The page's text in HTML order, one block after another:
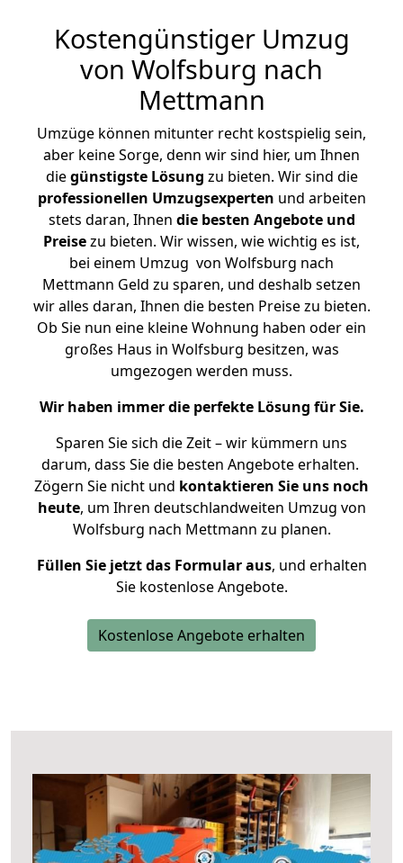
Kostengünstiger Umzug
von Wolfsburg nach
Mettmann
Umzüge können mitunter recht kostspielig sein,
aber keine Sorge, denn wir sind hier, um Ihnen
diegünstigste Lösung zu bieten. Wir sind die
professionellen Umzugsexperten und arbeiten
stets daran, Ihnen die besten Angebote und
Preisezu bieten. Wir wissen, wie wichtig es ist,
bei einem Umzug von Wolfsburg nach
Mettmann Geld zu sparen, und deshalb setzen
wir alles daran, Ihnen die besten Preise zu bieten.
Ob Sie nun eine kleine Wohnung haben oder ein
großes Haus in Wolfsburg besitzen, was
umgezogen werden muss.
Wir haben immer die perfekte Lösung für Sie.
Sparen Sie sich die Zeit – wir kümmern uns
darum, dass Sie die besten Angebote erhalten.
Zögern Sie nicht und kontaktieren Sie uns noch
heute, um Ihren deutschlandweiten Umzug von
Wolfsburg nach Mettmann zu planen.
Füllen Sie jetzt das Formular aus, und erhalten
Sie kostenlose Angebote.
Kostenlose Angebote erhalten